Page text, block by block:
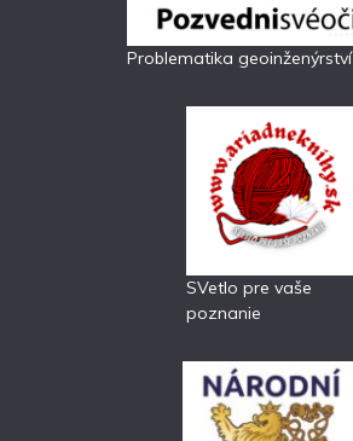
Problematika geoinženýrství
SVetlo pre vaše
poznanie